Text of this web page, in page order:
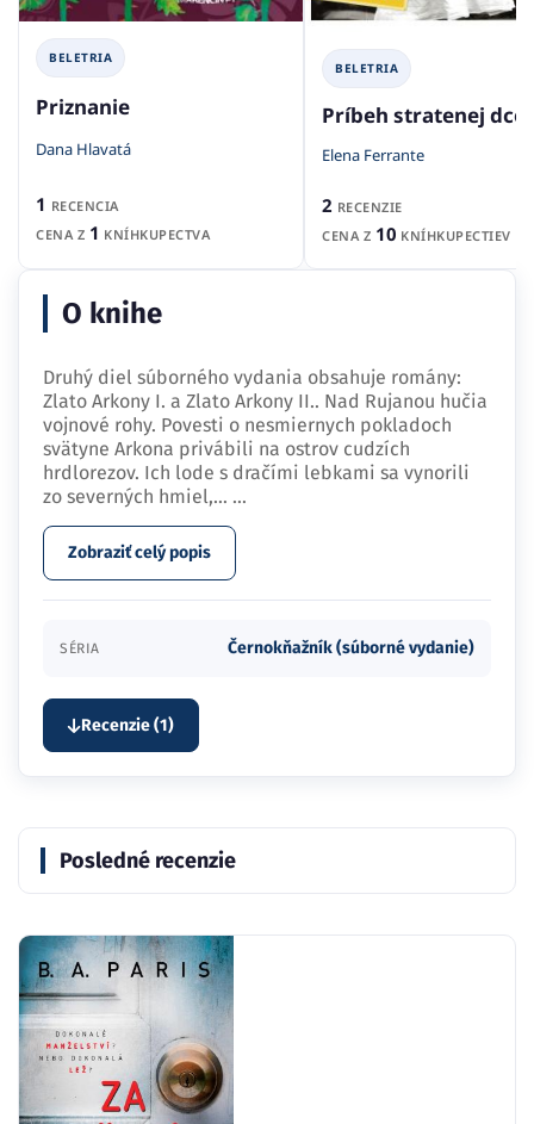
BELETRIA
Priznanie
Dana Hlavatá
1 RECENCIA
CENA Z 1 KNÍHKUPECTVA
BELETRIA
Príbeh stratenej
Elena Ferrante
2 RECENZIE
CENA Z 10 KNÍHKUPECTIEV
O knihe
Druhý diel súborného vydania obsahuje romány:
Zlato Arkony I. a Zlato Arkony II.. Nad Rujanou hučia
vojnové rohy. Povesti o nesmiernych pokladoch
svätyne Arkona privábili na ostrov cudzích
hrdlorezov. Ich lode s dračími lebkami sa vynorili
zo severných hmiel,… ...
Zobraziť celý popis
SÉRIA Černokňažník (súborné vydanie)
Recenzie (1)
Posledné recenzie